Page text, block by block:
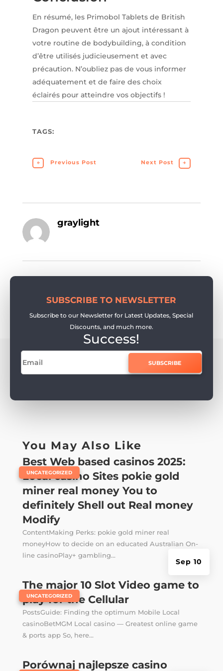
En résumé, les Primobol Tablets de British
Dragon peuvent être un ajout intéressant à
votre routine de bodybuilding, à condition
d’être utilisés judicieusement et avec
précaution. N’oubliez pas de vous informer
adéquatement et de faire des choix
éclairés pour atteindre vos objectifs !
TAGS:
← Previous Post Next Post →
graylight
SUBSCRIBE TO NEWSLETTER
Subscribe to our Newsletter for Latest Updates, Special
Discounts, and much more.
Success!
SUBSCRIBE
You May Also Like
Best Web based casinos 2025:
Local casino Sites pokie gold
miner real money You to
definitely Shell out Real money
Modify
Sep 10
UNCATEGORIZED
ContentMaking Perks: pokie gold miner real
moneyHow to decide on an educated Australian On-
line casinoPlay+ gambling...
The major 10 Slot Video game to
play for the Cellular
UNCATEGORIZED
PostsGuide: Finding the optimum Mobile Local
casinoBetMGM Local casino — Greatest online game
& ports app So, here...
Porównaj najlepsze casino